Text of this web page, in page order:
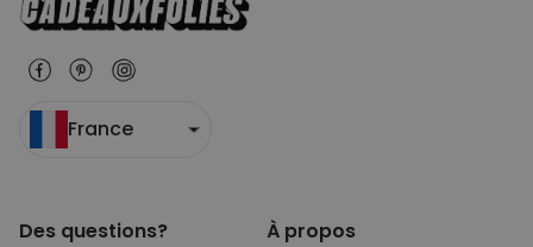
France
Des questions? À propos